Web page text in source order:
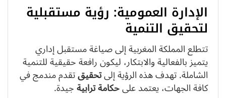
الإدارة العمومية: رؤية مستقبلية
لتحقيق التنمية
تتطلع المملكة المغربية إلى صياغة مستقبل إداري
يتميز بالفعالية والابتكار، ليكون رافعة حقيقية للتنمية
الشاملة. تهدف هذه الرؤية إلىتحقيقتقدم مندمج في
كافة الجهات، يعتمد علىحكامة ترابيةجيدة.